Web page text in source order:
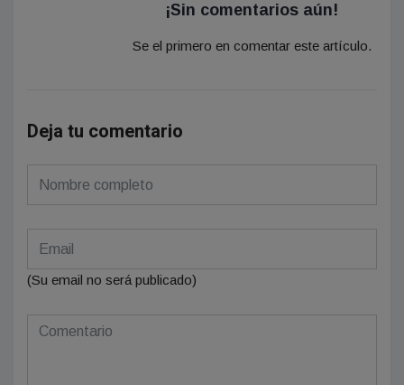
¡Sin comentarios aún!
Se el primero en comentar este artículo.
Deja tu comentario
(Su email no será publicado)